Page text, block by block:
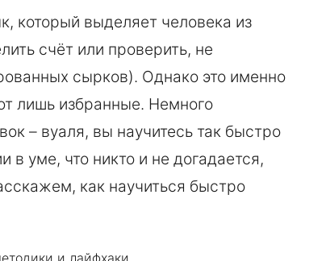
который выделяет человека из
счёт или проверить, не
сырков). Однако это именно
лишь избранные. Немного
– вуаля, вы научитесь так быстро
в уме, что никто и не догадается,
как научиться быстро